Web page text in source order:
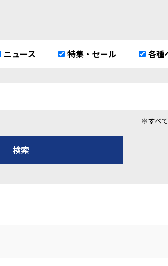
ニュース 特集・セール 各種
※すべ